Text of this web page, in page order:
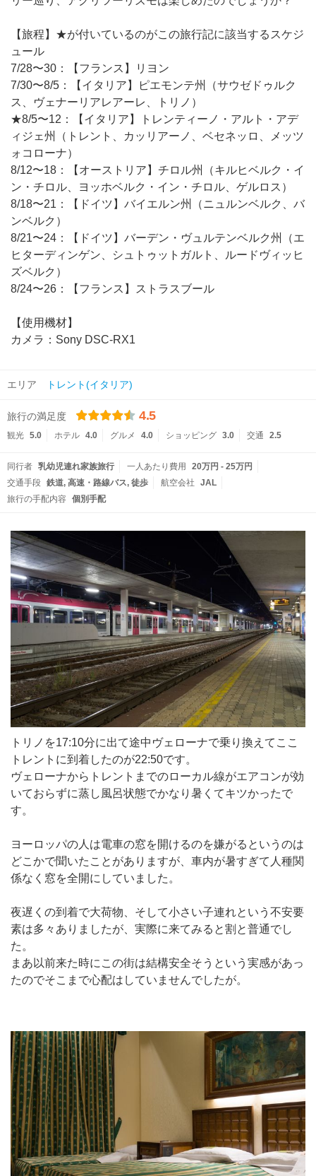
【旅程】★が付いているのがこの旅行記に該当するスケジ
ュール
7/28〜30：【フランス】リヨン
7/30〜8/5：【イタリア】ピエモンテ州（サウゼドゥルク
ス、ヴェナーリアレアーレ、トリノ）
★8/5〜12：【イタリア】トレンティーノ・アルト・アデ
ィジェ州（トレント、カッリアーノ、ベセネッロ、メッツ
ォコローナ）
8/12〜18：【オーストリア】チロル州（キルヒベルク・イ
ン・チロル、ヨッホベルク・イン・チロル、ゲルロス）
8/18〜21：【ドイツ】バイエルン州（ニュルンベルク、バ
ンベルク）
8/21〜24：【ドイツ】バーデン・ヴュルテンベルク州（エ
ヒターディンゲン、シュトゥットガルト、ルードヴィッヒ
ズベルク）
8/24〜26：【フランス】ストラスブール
【使用機材】
カメラ：Sony DSC-RX1
エリア トレント(イタリア)
旅行の満足度 4.5
観光 5.0 ホテル 4.0 グルメ 4.0 ショッピング 3.0 交通 2.5
同行者 乳幼児連れ家族旅行 一人あたり費用
20万円 - 25万円
交通手段 鉄道 高速・路線バス 徒歩 航空会社
JAL
旅行の手配内容
個別手配
トリノを17:10分に出て途中ヴェローナで乗り換えてここ
トレントに到着したのが22:50です。
ヴェローナからトレントまでのローカル線がエアコンが効
いておらずに蒸し風呂状態でかなり暑くてキツかったで
す。
ヨーロッパの人は電車の窓を開けるのを嫌がるというのは
どこかで聞いたことがありますが、車内が暑すぎて人種関
係なく窓を全開にしていました。
夜遅くの到着で大荷物、そして小さい子連れという不安要
素は多々ありましたが、実際に来てみると割と普通でし
た。
まあ以前来た時にこの街は結構安全そうという実感があっ
たのでそこまで心配はしていませんでしたが。